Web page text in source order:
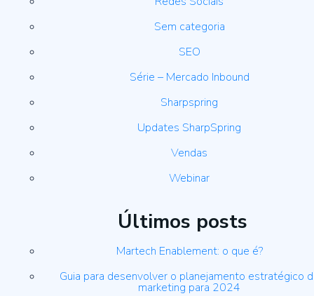
Sem categoria
SEO
Série – Mercado Inbound
Sharpspring
Updates SharpSpring
Vendas
Webinar
Últimos posts
Martech Enablement: o que é?
Guia para desenvolver o planejamento estratégico
marketing para 2024